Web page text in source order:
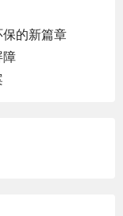
的新篇章
障